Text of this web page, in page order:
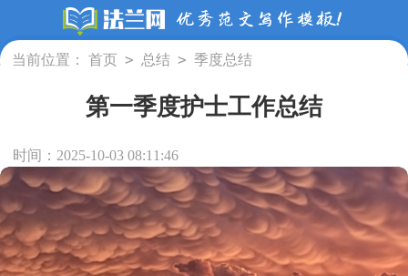
当前位置： 首页 > 总结 > 季度总结
第一季度护士工作总结
时间：2025-10-03 08:11:46